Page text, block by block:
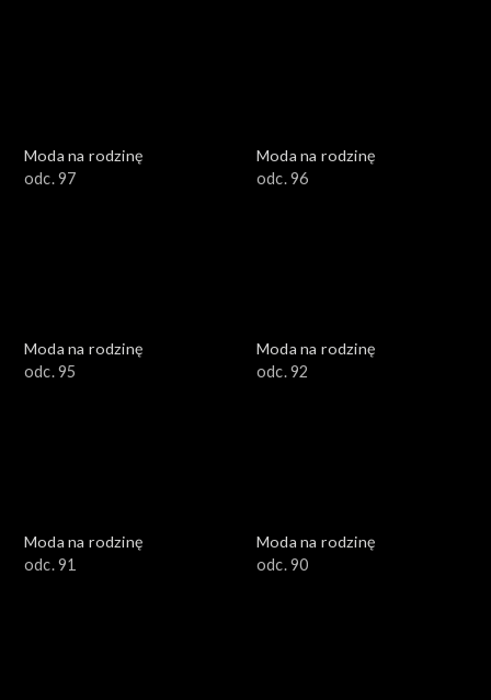
Moda na rodzinę
odc. 97
Moda na rodzinę
odc. 96
Moda na rodzinę
odc. 95
Moda na rodzinę
odc. 92
Moda na rodzinę
odc. 91
Moda na rodzinę
odc. 90